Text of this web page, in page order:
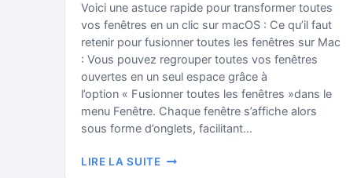
Voici une astuce rapide pour transformer toutes
vos fenêtres en un clic sur macOS : Ce qu’il faut
retenir pour fusionner toutes les fenêtres sur Mac
: Vous pouvez regrouper toutes vos fenêtres
ouvertes en un seul espace grâce à
l’option « Fusionner toutes les fenêtres »dans le
menu Fenêtre. Chaque fenêtre s’affiche alors
sous forme d’onglets, facilitant…
LIRE LA SUITEASTUCE